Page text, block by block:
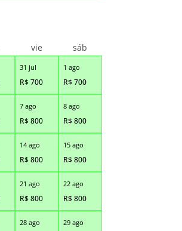
31 jul
R$700
1 ago
R$700
7 ago
R$800
8 ago
R$800
14 ago
R$800
15 ago
R$800
21 ago
R$800
22 ago
R$800
28 ago 29 ago
vie sáb